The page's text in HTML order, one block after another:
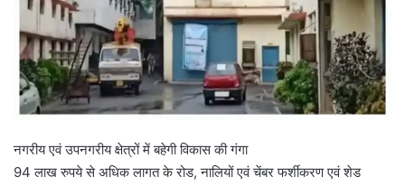
नगरीय एवं उपनगरीय क्षेत्रों में बहेगी विकास की गंगा
94 लाख रुपये से अधिक लागत के रोड, नालियों एवं चेंबर फर्शीकरण एवं शेड